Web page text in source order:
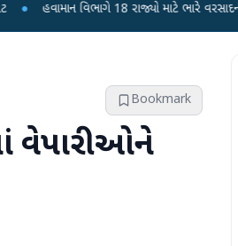
વિભાગે 18 રાજ્યો માટે ભારે વરસાદની ચેતવણી
Bookmark
વેપારીઓને